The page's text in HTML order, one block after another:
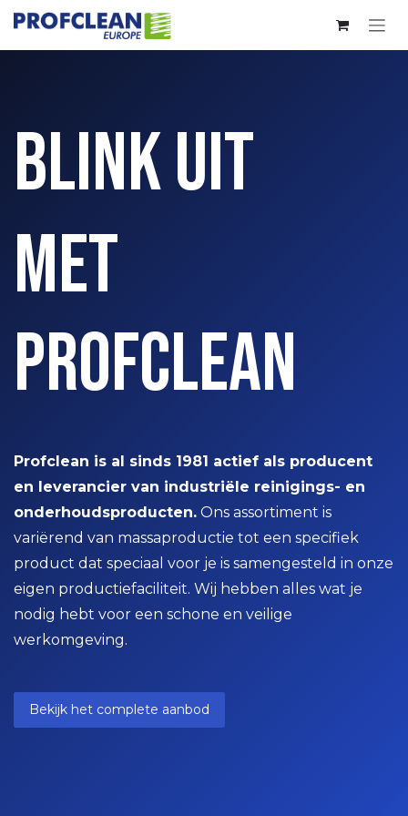
Overslaan naar inhoud
Blink uit
met
Profclean
Profclean is al sinds 1981 actief als producent
en leverancier van industriële reinigings- en
onderhoudsproducten. Ons assortiment is
variërend van massaproductie tot een specifiek
product dat speciaal voor je is samengesteld in onze
eigen productiefaciliteit. Wij hebben alles wat je
nodig hebt voor een schone en veilige
werkomgeving.
Bekijk het complete aanbod